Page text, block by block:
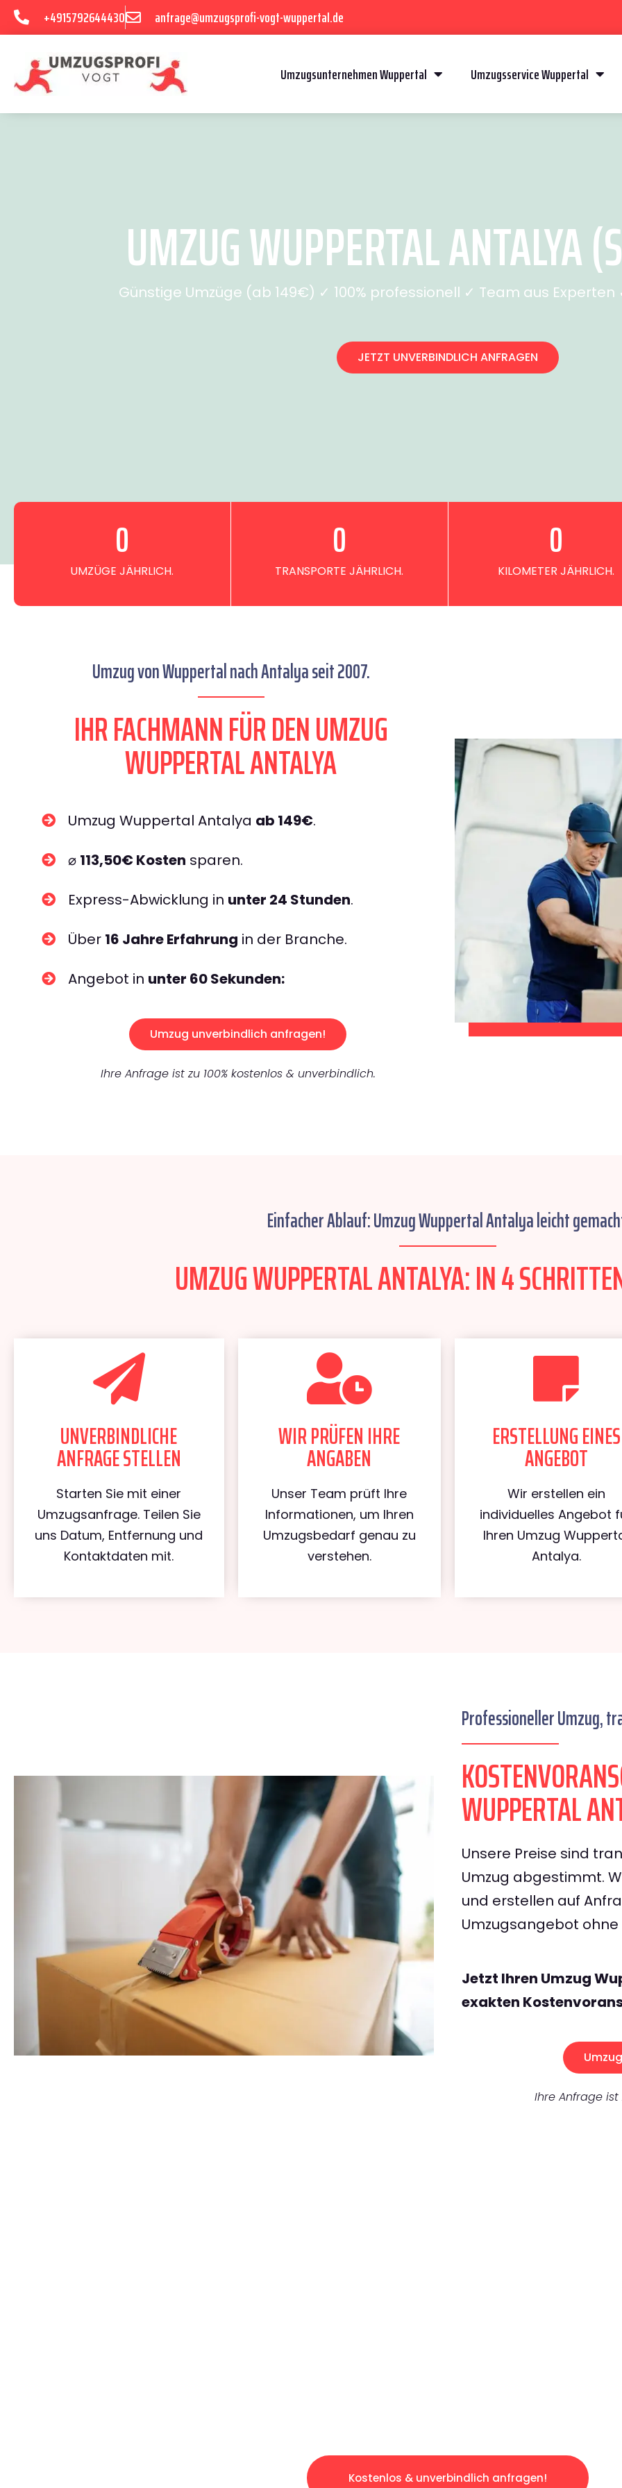
+4915792644430 anfrage@umzugsprofi-vogt-wuppertal.de
Umzugsunternehmen Wuppertal Umzugsservice Wuppertal
UMZUG WUPPERTAL ANTALYA
Günstige Umzüge (ab 149€) ✓ 100% professionell ✓ Team aus
JETZT UNVERBINDLICH ANFRAGEN
UMZÜGE JÄHRLICH.
0
TRANSPORTE JÄHRLICH.
0
KILOMETER JÄHRLICH.
0
Umzug von Wuppertal nach Antalya seit 2007.
IHR FACHMANN FÜR DEN UMZUG
WUPPERTAL ANTALYA
Umzug Wuppertal Antalya ab 149€.
⌀ 113,50€ Kosten sparen.
Express-Abwicklung in unter 24 Stunden.
Über 16 Jahre Erfahrung in der Branche.
Angebot in unter 60 Sekunden:
Umzug unverbindlich anfragen!
Ihre Anfrage ist zu 100% kostenlos & unverbindlich.
Einfacher Ablauf: Umzug Wuppertal Antalya leicht
UMZUG WUPPERTAL ANTALYA: IN 4
UNVERBINDLICHE
ANFRAGE STELLEN
Starten Sie mit einer
Umzugsanfrage. Teilen Sie
uns Datum, Entfernung und
Kontaktdaten mit.
WIR PRÜFEN IHRE
ANGABEN
Unser Team prüft Ihre
Informationen, um Ihren
Umzugsbedarf genau zu
verstehen.
ERSTELLUNG EINES
ANGEBOT
Wir erstellen ein
individuelles Angebot
Ihren Umzug
Antalya.
Professioneller Umzug,
WUPPERTAL
Unsere Preise sind
Umzug abgestimmt.
und erstellen auf
Umzugsangebot
Jetzt Ihren Umzug
exakten
Ihre Anfrage ist
Kostenlos & unverbindlich anfragen!